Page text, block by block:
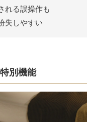
れる誤操作も
失しやすい
別機能